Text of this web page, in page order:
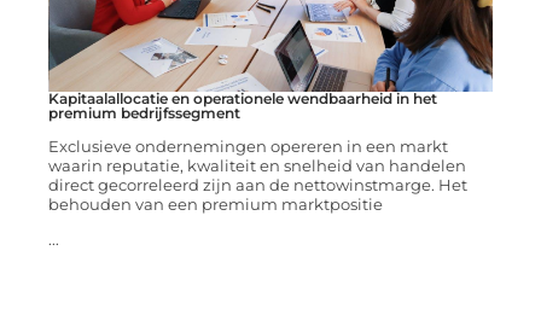
Kapitaalallocatie en operationele wendbaarheid in het
premium bedrijfssegment
Exclusieve ondernemingen opereren in een markt
waarin reputatie, kwaliteit en snelheid van handelen
direct gecorreleerd zijn aan de nettowinstmarge. Het
behouden van een premium marktpositie
...